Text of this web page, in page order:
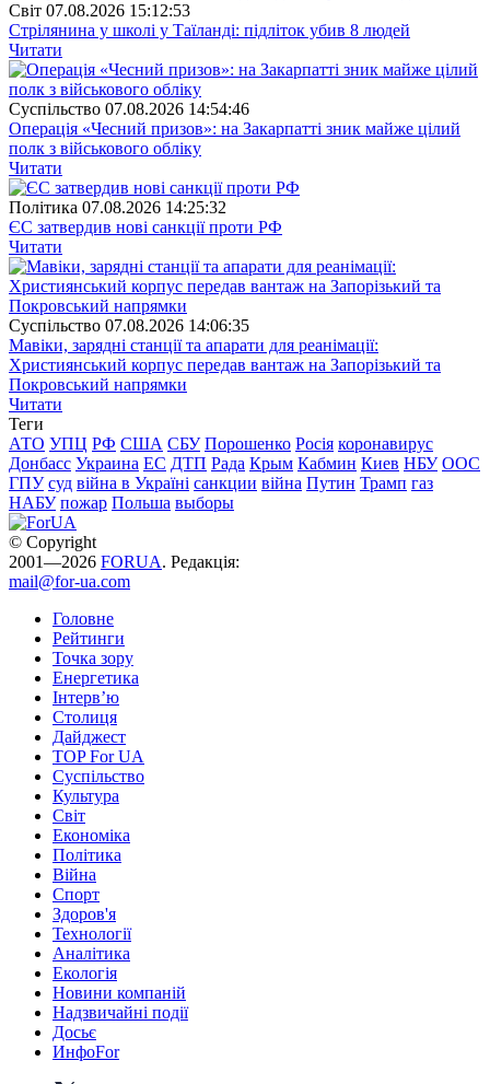
Свiт 07.08.2026 15:12:53
Стрілянина у школі у Таїланді: підліток убив 8 людей
Читати
Суспiльство 07.08.2026 14:54:46
Операція «Чесний призов»: на Закарпатті зник майже цілий
полк з військового обліку
Читати
Полiтика 07.08.2026 14:25:32
ЄС затвердив нові санкції проти РФ
Читати
Суспiльство 07.08.2026 14:06:35
Мавіки, зарядні станції та апарати для реанімації:
Християнський корпус передав вантаж на Запорізький та
Покровський напрямки
Читати
Теги
АТО УПЦ РФ США СБУ Порошенко Росія коронавирус
Донбасс Украина ЕС ДТП Рада Крым Кабмин Киев НБУ ООС
ГПУ суд війна в Україні санкции війна Путин Трамп газ
НАБУ пожар Польша выборы
© Copyright
2001—2026 FORUA. Редакція:
mail@for-ua.com
Головне
Рейтинги
Точка зору
Енергетика
Інтерв’ю
Столиця
Дайджест
TOP For UA
Суспiльство
Культура
Світ
Економіка
Політика
Війна
Спорт
Здоров'я
Технології
Аналітика
Екологія
Новини компаній
Надзвичайні події
Досьє
ИнфоFor